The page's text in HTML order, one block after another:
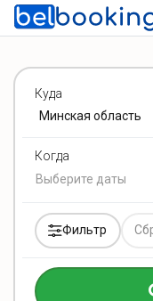
Куда
Когда
Фильтр